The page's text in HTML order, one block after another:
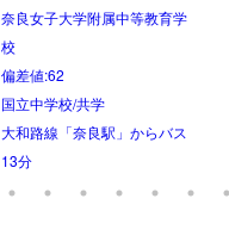
洛星中学校
偏差値:59
私立中学校/男子
京福電鉄北野線「北野白梅町
駅」徒歩4分